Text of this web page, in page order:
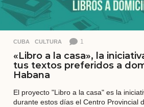
CUBA ,CULTURA 1
«Libro a la casa», la
tus textos preferidos a
Habana
El proyecto "Libro a la casa" es la
durante estos días el Centro Provincial